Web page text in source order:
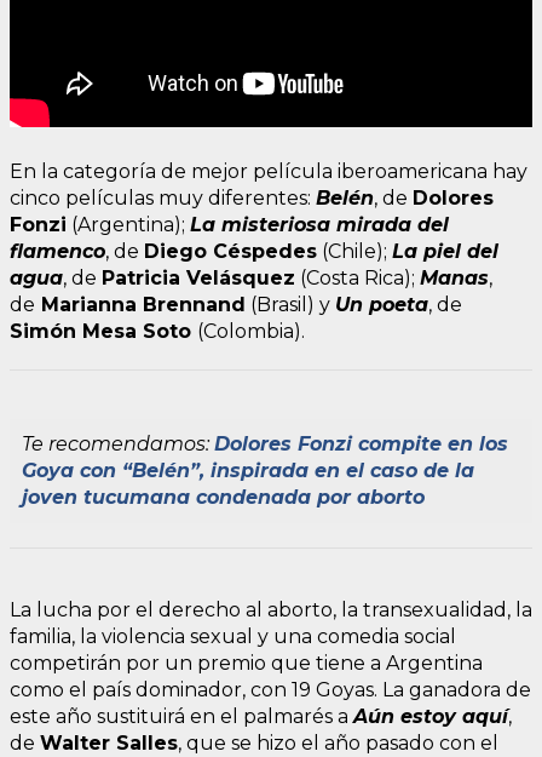
En la categoría de mejor película iberoamericana hay
cinco películas muy diferentes: Belén, de Dolores
Fonzi (Argentina); La misteriosa mirada del
flamenco, de Diego Céspedes (Chile); La piel del
agua, de Patricia Velásquez (Costa Rica); Manas,
de Marianna Brennand (Brasil) y Un poeta, de
Simón Mesa Soto (Colombia).
Te recomendamos:Dolores Fonzi compite en los
Goya con “Belén”, inspirada en el caso de la
joven tucumana condenada por aborto
La lucha por el derecho al aborto, la transexualidad, la
familia, la violencia sexual y una comedia social
competirán por un premio que tiene a Argentina
como el país dominador, con 19 Goyas. La ganadora de
este año sustituirá en el palmarés aAún estoy aquí,
de Walter Salles, que se hizo el año pasado con el